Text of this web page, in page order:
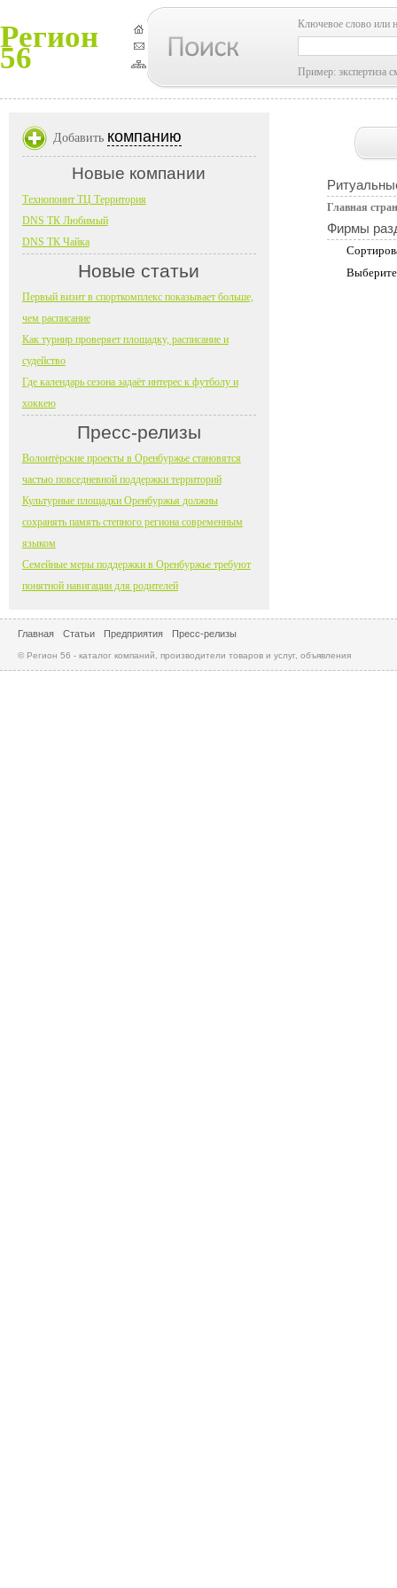
Регион
56
Ключевое слово или
Пример: экспертиза
Главная
Фирмы
Добавить компанию
Новые компании
Технопоинт ТЦ Территория
DNS ТК Любимый
DNS ТК Чайка
Новые статьи
Первый визит в спорткомплекс показывает больше,
чем расписание
Как турнир проверяет площадку, расписание и
судейство
Где календарь сезона задаёт интерес к футболу и
хоккею
Пресс-релизы
Волонтёрские проекты в Оренбуржье становятся
частью повседневной поддержки территорий
Культурные площадки Оренбуржья должны
сохранять память степного региона современным
языком
Семейные меры поддержки в Оренбуржье требуют
понятной навигации для родителей
Главная Статьи Предприятия Пресс-релизы
© Регион 56 - каталог компаний, производители товаров и услуг, объявления